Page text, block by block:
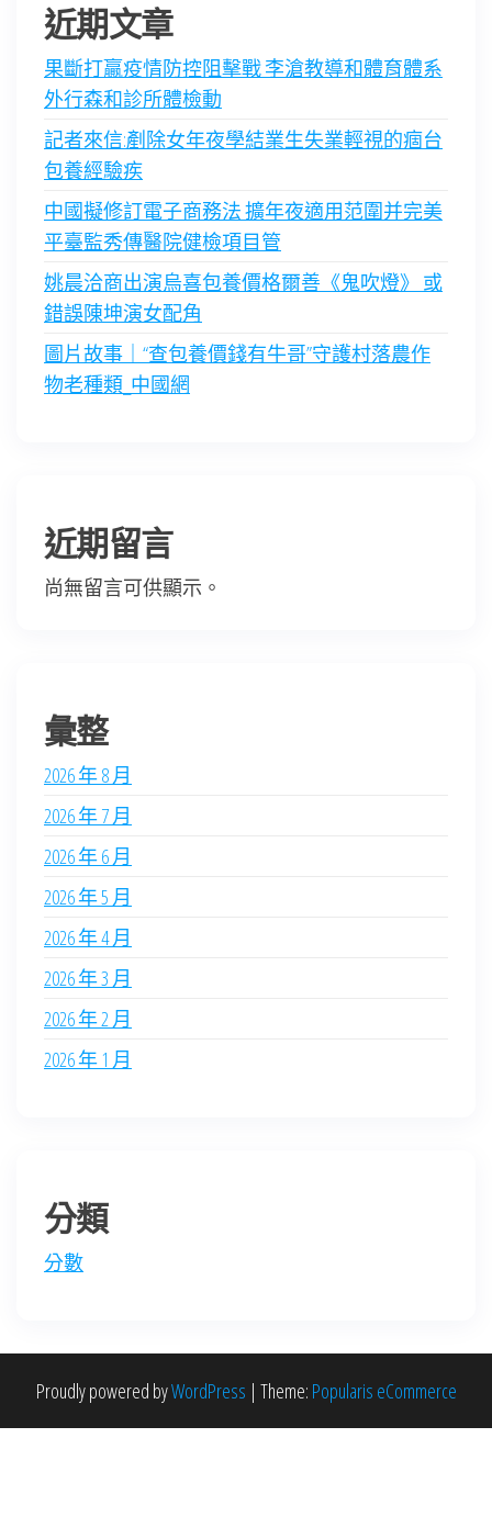
近期文章
果斷打贏疫情防控阻擊戰 李滄教導和體育體系
外行森和診所體檢動
記者來信:剷除女年夜學結業生失業輕視的痼台
包養經驗疾
中國擬修訂電子商務法 擴年夜適用范圍并完美
平臺監秀傳醫院健檢項目管
姚晨洽商出演烏喜包養價格爾善《鬼吹燈》 或
錯誤陳坤演女配角
圖片故事｜“查包養價錢有牛哥”守護村落農作
物老種類_中國網
近期留言
尚無留言可供顯示。
彙整
2026 年 8 月
2026 年 7 月
2026 年 6 月
2026 年 5 月
2026 年 4 月
2026 年 3 月
2026 年 2 月
2026 年 1 月
分類
分數
Proudly powered byWordPress | Theme: Popularis eCommerce